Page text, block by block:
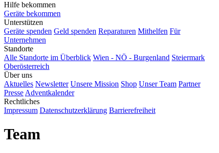
Hilfe bekommen
Geräte bekommen
Unterstützen
Geräte spenden Geld spenden Reparaturen Mithelfen Für
Unternehmen
Standorte
Alle Standorte im Überblick Wien - NÖ - Burgenland Steiermark
Oberösterreich
Über uns
Aktuelles Newsletter Unsere Mission Shop Unser Team Partner
Presse Adventkalender
Rechtliches
Impressum Datenschutzerklärung Barrierefreiheit
Team